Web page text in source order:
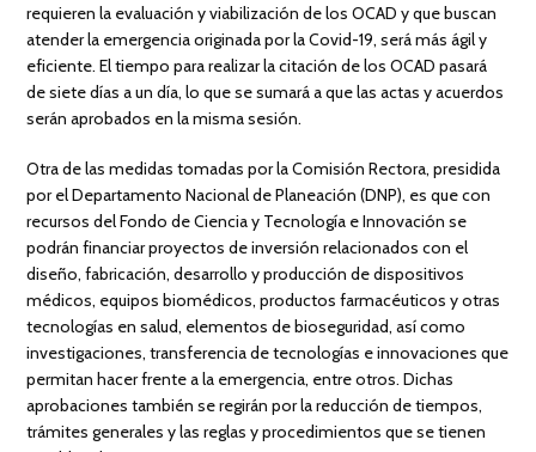
requieren la evaluación y viabilización de los OCAD y que buscan
atender la emergencia originada por la Covid-19, será más ágil y
eficiente. El tiempo para realizar la citación de los OCAD pasará
de siete días a un día, lo que se sumará a que las actas y acuerdos
serán aprobados en la misma sesión.
Otra de las medidas tomadas por la Comisión Rectora, presidida
por el Departamento Nacional de Planeación (DNP), es que con
recursos del Fondo de Ciencia y Tecnología e Innovación se
podrán financiar proyectos de inversión relacionados con el
diseño, fabricación, desarrollo y producción de dispositivos
médicos, equipos biomédicos, productos farmacéuticos y otras
tecnologías en salud, elementos de bioseguridad, así como
investigaciones, transferencia de tecnologías e innovaciones que
permitan hacer frente a la emergencia, entre otros. Dichas
aprobaciones también se regirán por la reducción de tiempos,
trámites generales y las reglas y procedimientos que se tienen